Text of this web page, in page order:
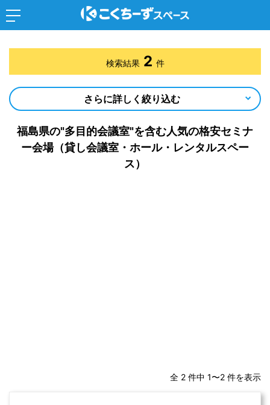
福島県の"多目的会議室"を含む人気の格安セミナ
ー会場（貸し会議室・ホール・レンタルスペー
ス）
全 2 件中 1〜2 件を表示
検索結果 2 件
さらに詳しく絞り込む